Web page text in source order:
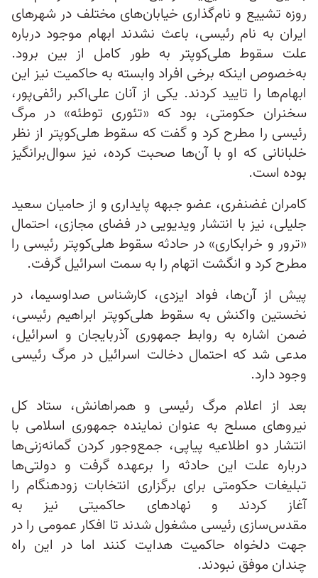
روزه تشییع و نام‌گذاری خیابان‌های مختلف در شهرهای
ایران به نام رئیسی، باعث نشدند ابهام موجود درباره
علت سقوط هلی‌کوپتر به طور کامل از بین برود.
به‌خصوص اینکه برخی افراد وابسته به حاکمیت نیز این
ابهام‌ها را تایید کردند. یکی از آنان علی‌اکبر رائفی‌پور،
سخنران حکومتی، بود که «تئوری توطئه» در مرگ
رئیسی را مطرح کرد و گفت که سقوط هلی‌کوپتر از نظر
خلبانانی که او با آن‌ها صحبت کرده، نیز سوال‌برانگیز
بوده است.
کامران غضنفری، عضو جبهه پایداری و از حامیان سعید
جلیلی، نیز با انتشار ویدیویی در فضای مجازی، احتمال
«ترور و خرابکاری» در حادثه سقوط هلی‌کوپتر رئیسی را
مطرح کرد و انگشت اتهام را به سمت اسرائیل گرفت.
پیش از آن‌ها، فواد ایزدی، کارشناس صداوسیما، در
نخستین واکنش به سقوط هلی‌کوپتر ابراهیم رئیسی،
ضمن اشاره به روابط جمهوری آذربایجان و اسرائیل،
مدعی شد که احتمال دخالت اسرائیل در مرگ رئیسی
وجود دارد.
بعد از اعلام مرگ رئیسی و همراهانش، ستاد کل
نیروهای مسلح به عنوان نماینده جمهوری اسلامی با
انتشار دو اطلاعیه پیاپی، جمع‌وجور کردن گمانه‌زنی‌ها
درباره علت این حادثه را برعهده گرفت و دولتی‌ها
تبلیغات حکومتی برای برگزاری انتخابات زودهنگام را
آغاز کردند و نهادهای حاکمیتی نیز به
مقدس‌سازی رئیسی مشغول شدند تا افکار عمومی را در
جهت دلخواه حاکمیت هدایت کنند اما در این راه
چندان موفق نبودند.